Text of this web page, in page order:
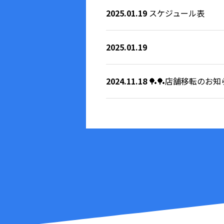
2025.01.19スケジュール表
2025.01.19
2024.11.18🏓🏓店舗移転のお知